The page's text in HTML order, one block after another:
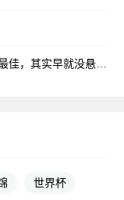
，其实早就没悬念了
世界杯